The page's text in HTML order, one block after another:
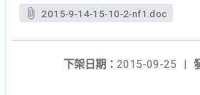
2015-9-14-15-10-2-nf1.doc
下架日期： 2015-09-25
|